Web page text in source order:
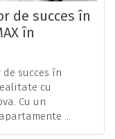
de succes în
în
succes în
cu
Cu un
...